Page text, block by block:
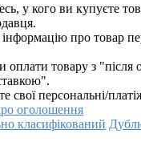
у кого ви купуєте
інформацію про товар
оплати товару з "після
свої персональні/
оголошення
класифікований